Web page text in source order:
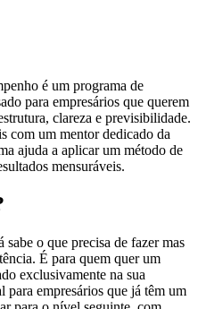
é um programa de
para empresários que querem
clareza e previsibilidade.
com um mentor dedicado da
ajuda a aplicar um método de
mensuráveis.
o que precisa de fazer mas
É para quem quer um
exclusivamente na sua
empresários que já têm um